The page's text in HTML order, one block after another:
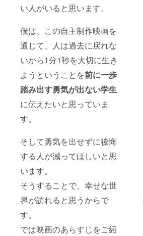
い人がいると思います。
僕は、この自主制作映画を
通じて、人は過去に戻れな
いから1分1秒を大切に生き
ようということを前に一歩
踏み出す勇気が出ない学生
に伝えたいと思っていま
す。
そして勇気を出せずに後悔
する人が減ってほしいと思
います。
そうすることで、幸せな世
界が訪れると思うからで
す。
では映画のあらすじをご紹